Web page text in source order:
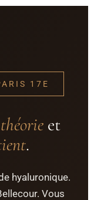
17E
et
.
hyaluronique.
Vous